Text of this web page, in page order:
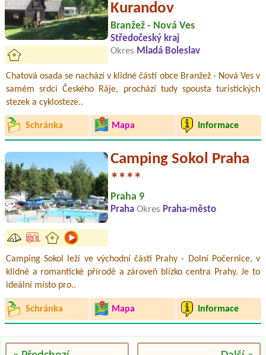
Kurandov
Branžež - Nová Ves
Středočeský kraj
Okres Mladá Boleslav
Chatová osada se nachází v klidné části obce Branžež - Nová Ves v
samém srdci Českého Ráje, prochází tudy spousta turistických
stezek a cyklosteze..
Schránka Mapa Informace
Camping Sokol Praha
****
Praha 9
Praha Okres Praha-město
Camping Sokol leží ve východní části Prahy - Dolní Počernice, v
klidné a romantické přírodě a zároveň blízko centra Prahy. Je to
ideální místo pro..
Schránka Mapa Informace